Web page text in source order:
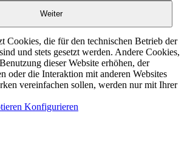
Weiter
Cookies, die für den technischen Betrieb der
und stets gesetzt werden. Andere Cookies,
dieser Website erhöhen, der
oder die Interaktion mit anderen Websites
vereinfachen sollen, werden nur mit Ihrer
Konfigurieren